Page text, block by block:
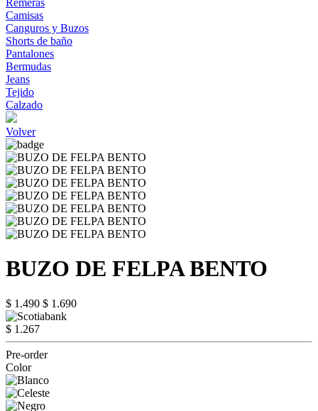
Remeras
Camisas
Canguros y Buzos
Shorts de baño
Pantalones
Bermudas
Jeans
Tejido
Calzado
Volver
BUZO DE FELPA BENTO
$ 1.490 $ 1.690
$ 1.267
Pre-order
Color